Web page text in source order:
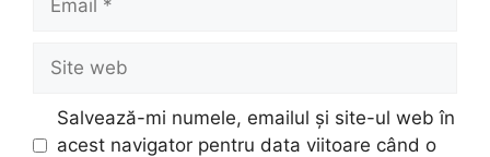
web
Salvează-mi numele, emailul și site-ul web în
acest navigator pentru data viitoare când o